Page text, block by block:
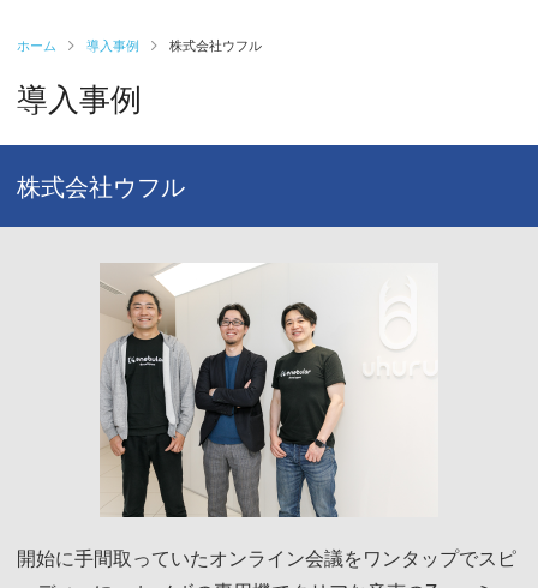
ホーム 導入事例 株式会社ウフル
導入事例
株式会社ウフル
開始に手間取っていたオンライン会議をワンタップでスピ